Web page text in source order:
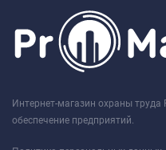
Интернет-магазин охраны труда
обеспечение предприятий.